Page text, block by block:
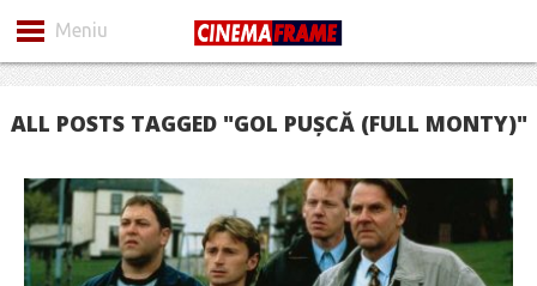
Meniu
ALL POSTS TAGGED "GOL PUȘCĂ (FULL MONTY)"